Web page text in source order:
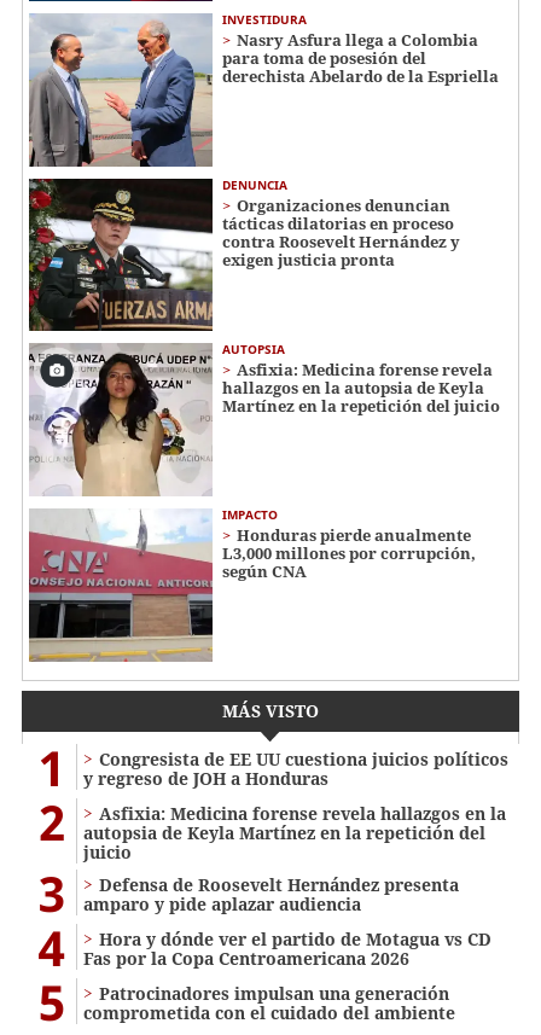
INVESTIDURA
Nasry Asfura llega a Colombia
para toma de posesión del
derechista Abelardo de la Espriella
DENUNCIA
Organizaciones denuncian
tácticas dilatorias en proceso
contra Roosevelt Hernández y
exigen justicia pronta
AUTOPSIA
Asfixia: Medicina forense revela
hallazgos en la autopsia de Keyla
Martínez en la repetición del juicio
IMPACTO
Honduras pierde anualmente
L3,000 millones por corrupción,
según CNA
MÁS VISTO
1
Congresista de EE UU cuestiona juicios políticos
y regreso de JOH a Honduras
2
Asfixia: Medicina forense revela hallazgos en la
autopsia de Keyla Martínez en la repetición del
juicio
3
Defensa de Roosevelt Hernández presenta
amparo y pide aplazar audiencia
4
Hora y dónde ver el partido de Motagua vs CD
Fas por la Copa Centroamericana 2026
5
Patrocinadores impulsan una generación
comprometida con el cuidado del ambiente